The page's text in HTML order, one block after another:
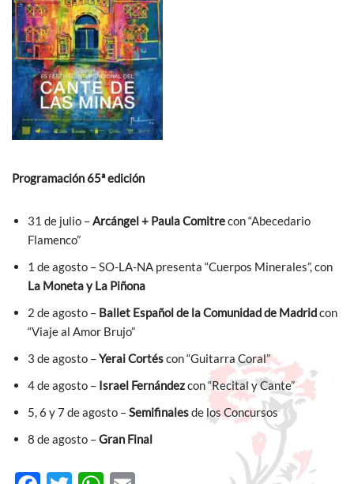
Programación 65ª edición
31 de julio –Arcángel + Paula Comitrecon “Abecedario
Flamenco”
1 de agosto – SO-LA-NA presenta “Cuerpos Minerales”, con
La Moneta y La Piñona
2 de agosto – Ballet Español de la Comunidad de Madridcon
“Viaje al Amor Brujo”
3 de agosto –Yerai Cortéscon “Guitarra Coral”
4 de agosto – Israel Fernándezcon “Recital y Cante”
5, 6 y 7 de agosto –Semifinalesde los Concursos
8 de agosto –Gran Final